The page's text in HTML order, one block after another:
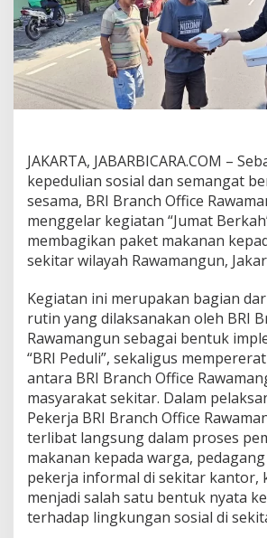
a
w
m
n
G
e
l
a
r
K
e
i
a
t
a
n
“
u
m
a
t
B
e
r
k
JAKARTA, JABARBICARA.COM –
kepedulian sosial dan semangat
sesama, BRI Branch Office
menggelar kegiatan “Jumat
membagikan paket makanan
sekitar wilayah Rawamangun,
Kegiatan ini merupakan bagian
rutin yang dilaksanakan oleh BRI
Rawamangun sebagai bentuk
“BRI Peduli”, sekaligus
antara BRI Branch Office
masyarakat sekitar. Dalam
Pekerja BRI Branch Office
terlibat langsung dalam proses
makanan kepada warga,
pekerja informal di sekitar kantor,
menjadi salah satu bentuk nyata
terhadap lingkungan sosial di